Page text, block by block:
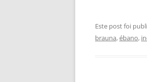
Este post foi
brauna,ébano,